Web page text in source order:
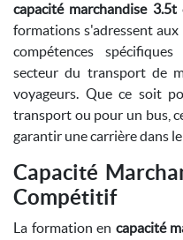
capacité marchandise 3.5t
formations s'adressent aux
compétences
secteur du transport de
voyageurs. Que ce soit
transport ou pour un bus,
garantir une carrière dans
Capacité
Compétitif
La formation en capacité